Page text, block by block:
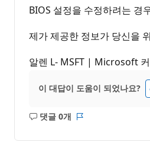
BIOS 설정을 수정하려는 경
제가 제공한 정보가 당신을
알렌 L- MSFT | Microsoft
이 대답이 도움이 되었나요?
댓글 0개
설